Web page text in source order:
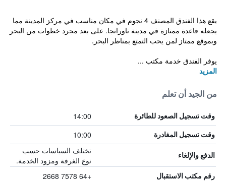
يقع هذا الفندق المصنف 4 نجوم في مكان مناسب في مركز المدينة مما
يجعله قاعدة ممتازة في مدينة تاورانجا. على بعد مجرد خطوات من البحر
وبموقع ممتاز لمن يحب التمتع بمناظر البحر.
يوفر الفندق خدمة مكتب ...
المزيد
من الجيد أن تعلم
وقت تسجيل الصعود للطائرة 14:00
وقت تسجيل المغادرة 10:00
الدفع والإلغاء
تختلف السياسات حسب
نوع الغرفة ومزود الخدمة.
رقم مكتب الاستقبال +64 7578 2668